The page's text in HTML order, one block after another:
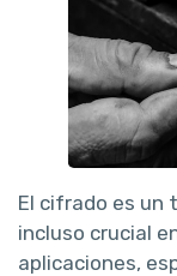
El cifrado es un
incluso crucial
aplicaciones,